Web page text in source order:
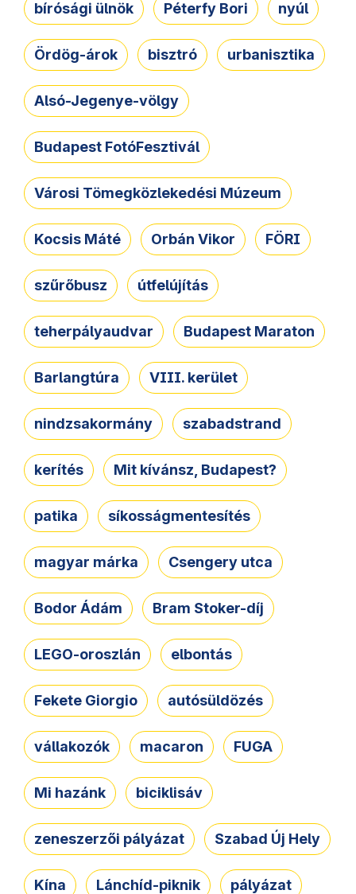
bírósági ülnök Péterfy Bori nyúl
Ördög-árok bisztró urbanisztika
Alsó-Jegenye-völgy
Budapest FotóFesztivál
Városi Tömegközlekedési Múzeum
Kocsis Máté Orbán Vikor FÖRI
szűrőbusz útfelújítás
teherpályaudvar Budapest Maraton
Barlangtúra VIII. kerület
nindzsakormány szabadstrand
kerítés Mit kívánsz, Budapest?
patika síkosságmentesítés
magyar márka Csengery utca
Bodor Ádám Bram Stoker-díj
LEGO-oroszlán elbontás
Fekete Giorgio autósüldözés
vállakozók macaron FUGA
Mi hazánk biciklisáv
zeneszerzői pályázat Szabad Új Hely
Kína Lánchíd-piknik pályázat